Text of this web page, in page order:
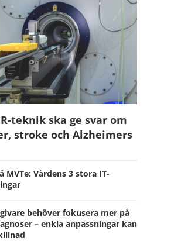
teknik ska ge svar om
stroke och Alzheimers
MVTe: Vårdens 3 stora IT-
behöver fokusera mer på
– enkla anpassningar kan